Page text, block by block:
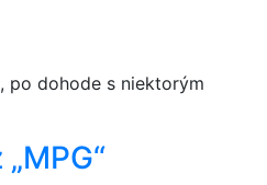
po dohode s niektorým